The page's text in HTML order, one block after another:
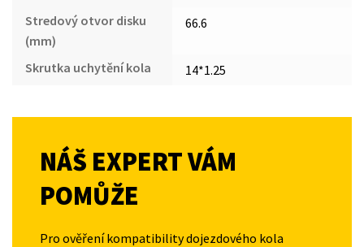
Stredový otvor disku
(mm)
66.6
Skrutka uchytění kola 14*1.25
NÁŠ EXPERT VÁM
POMŮŽE
Pro ověření kompatibility dojezdového kola